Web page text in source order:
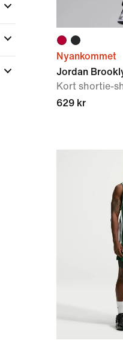
Nyankommet
Jordan
Kort shortie-
629 kr